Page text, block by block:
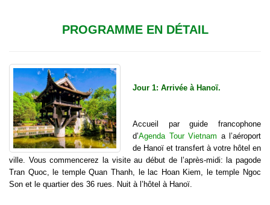
PROGRAMME EN DÉTAIL
Jour 1: Arrivée à Hanoï.
Accueil par guide francophone
d’Agenda Tour Vietnam a l’aéroport
de Hanoï et transfert à votre hôtel en
ville. Vous commencerez la visite au début de l’après-midi: la pagode
Tran Quoc, le temple Quan Thanh, le lac Hoan Kiem, le temple Ngoc
Son et le quartier des 36 rues. Nuit à l’hôtel à Hanoï.